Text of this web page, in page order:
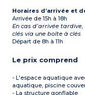
Horaires d’arrivée et
Arrivée de 15h à 18h
En cas d’arrivée
clés via une boîte à clés
Départ de 8h à 11h
Le prix comprend
- L'espace aquatique
aquatique, piscine
- La structure gonflable